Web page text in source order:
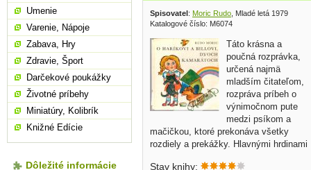
Spisovatel: Moric Rudo , Mladé letá 1979
Katalogové číslo: M6074
Táto krásna a
poučná rozprávka,
určená najmä
mladším čitateľom,
rozpráva príbeh o
výnimočnom pute
medzi psíkom a
mačičkou, ktoré prekonáva všetky
rozdiely a prekážky. Hlavnými hrdinami
Stav knihy:
Umenie
Varenie, Nápoje
Zabava, Hry
Zdravie, Šport
Darčekové poukážky
Životné príbehy
Miniatúry, Kolibrík
Knižné Edície
Dôležité informácie